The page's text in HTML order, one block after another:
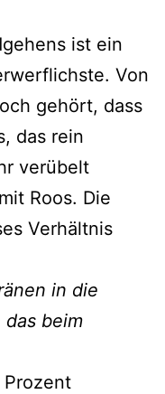
ist ein
Von
gehört, dass
das rein
verübelt
Roos. Die
Verhältnis
in die
beim